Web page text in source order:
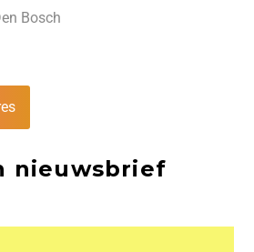
Bosch
nieuwsbrief